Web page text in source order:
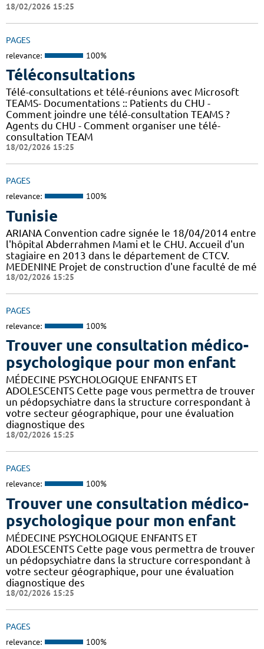
18/02/2026 15:25
PAGES
relevance: 100%
Téléconsultations
Télé-consultations et télé-réunions avec Microsoft
TEAMS- Documentations :: Patients du CHU -
Comment joindre une télé-consultation TEAMS ?
Agents du CHU - Comment organiser une télé-
consultation TEAM
18/02/2026 15:25
PAGES
relevance: 100%
Tunisie
ARIANA Convention cadre signée le 18/04/2014 entre
l'hôpital Abderrahmen Mami et le CHU. Accueil d'un
stagiaire en 2013 dans le département de CTCV.
MEDENINE Projet de construction d'une faculté de mé
18/02/2026 15:25
PAGES
relevance: 100%
Trouver une consultation médico-
psychologique pour mon enfant
MÉDECINE PSYCHOLOGIQUE ENFANTS ET
ADOLESCENTS Cette page vous permettra de trouver
un pédopsychiatre dans la structure correspondant à
votre secteur géographique, pour une évaluation
diagnostique des
18/02/2026 15:25
PAGES
relevance: 100%
Trouver une consultation médico-
psychologique pour mon enfant
MÉDECINE PSYCHOLOGIQUE ENFANTS ET
ADOLESCENTS Cette page vous permettra de trouver
un pédopsychiatre dans la structure correspondant à
votre secteur géographique, pour une évaluation
diagnostique des
18/02/2026 15:25
PAGES
relevance: 100%